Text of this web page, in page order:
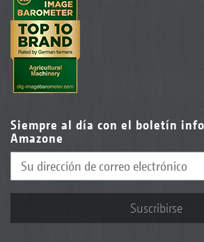
Siempre al día con el boletín
Amazone
Suscribirse